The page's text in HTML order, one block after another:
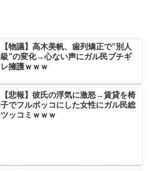
【物議】高木美帆、歯列矯正で”別人
級”の変化→心ない声にガル民ブチギ
レ擁護ｗｗｗ
【悲報】彼氏の浮気に激怒→賃貸を椅
子でフルボッコにした女性にガル民総
ツッコミｗｗｗ